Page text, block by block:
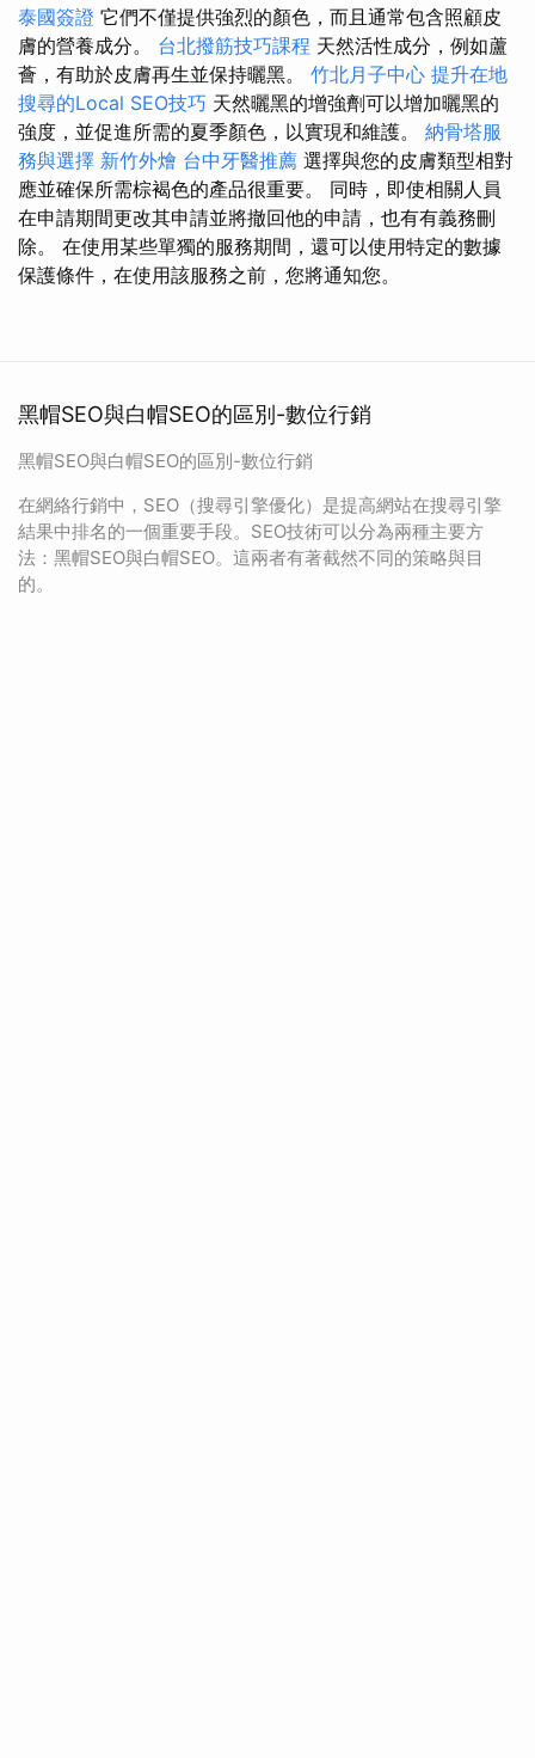
泰國簽證 它們不僅提供強烈的顏色，而且通常包含照顧皮
膚的營養成分。 台北撥筋技巧課程 天然活性成分，例如蘆
薈，有助於皮膚再生並保持曬黑。 竹北月子中心 提升在地
搜尋的Local SEO技巧 天然曬黑的增強劑可以增加曬黑的
強度，並促進所需的夏季顏色，以實現和維護。 納骨塔服
務與選擇 新竹外燴 台中牙醫推薦 選擇與您的皮膚類型相對
應並確保所需棕褐色的產品很重要。 同時，即使相關人員
在申請期間更改其申請並將撤回他的申請，也有有義務刪
除。 在使用某些單獨的服務期間，還可以使用特定的數據
保護條件，在使用該服務之前，您將通知您。
黑帽SEO與白帽SEO的區別-數位行銷
黑帽SEO與白帽SEO的區別-數位行銷
在網絡行銷中，SEO（搜尋引擎優化）是提高網站在搜尋引擎
結果中排名的一個重要手段。SEO技術可以分為兩種主要方
法：黑帽SEO與白帽SEO。這兩者有著截然不同的策略與目
的。